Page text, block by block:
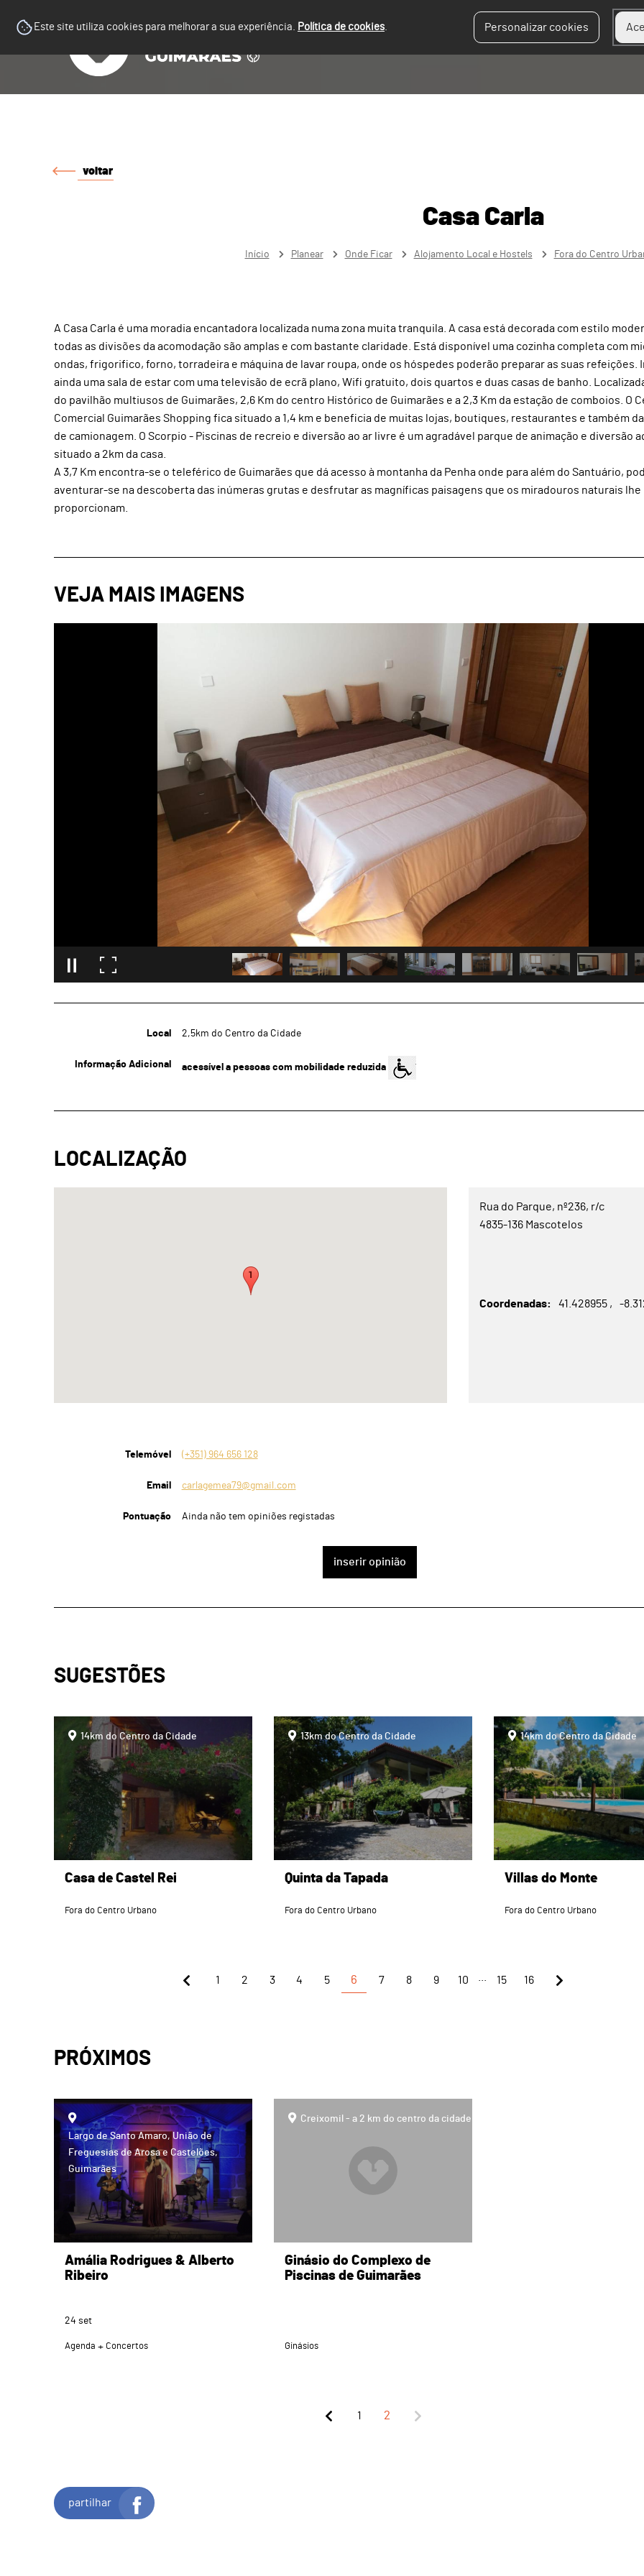
Este site utiliza cookies para melhorar a sua experiência. Política de cookies. Personalizar cookies
voltar
Casa Carla
Início Planear Onde Ficar Alojamento Local e Hostels Fora do Centro
A Casa Carla é uma moradia encantadora localizada numa zona muita tranquila. A casa está decorada com estilo
todas as divisões da acomodação são amplas e com bastante claridade. Está disponível uma cozinha completa com
ondas, frigorifico, forno, torradeira e máquina de lavar roupa, onde os hóspedes poderão preparar as suas refeições.
ainda uma sala de estar com uma televisão de ecrã plano, Wifi gratuito, dois quartos e duas casas de banho.
do pavilhão multiusos de Guimarães, 2,6 Km do centro Histórico de Guimarães e a 2,3 Km da estação de comboios. O
Comercial Guimarães Shopping fica situado a 1,4 km e beneficia de muitas lojas, boutiques, restaurantes e também
de camionagem. O Scorpio - Piscinas de recreio e diversão ao ar livre é um agradável parque de animação e diversão
situado a 2km da casa.
A 3,7 Km encontra-se o teleférico de Guimarães que dá acesso à montanha da Penha onde para além do Santuário,
aventurar-se na descoberta das inúmeras grutas e desfrutar as magníficas paisagens que os miradouros naturais lhe
proporcionam.
Local 2,5km do Centro da Cidade
Informação Adicional acessível a pessoas com mobilidade reduzida
Rua do Parque, nº236, r/c
4835-136 Mascotelos
Coordenadas 41.428955 -
Telemóvel (+351) 964 656 128
Email carlagemea79@gmail.com
Pontuação Ainda não tem opiniões registadas
inserir opinião
SUGESTÕES
page14km do Centro da Cidade
Casa de Castel Rei
Fora do Centro Urbano
page13km do Centro da Cidade
Quinta da Tapada
Fora do Centro Urbano
page14km do Centro da Cidade
Villas do Monte
Fora do Centro Urbano
1 2 3 4 5 6 7 8 9 10 15 16
PRÓXIMOS
Largo de Santo Amaro, União de
Freguesias de Arosa e Castelões,
Guimarães
Amália Rodrigues & Alberto
Ribeiro
24 set
Agenda Concertos
pageCreixomil - a 2 km do centro da cidade
Ginásio do Complexo de
Piscinas de Guimarães
Ginásios
1 2
partilhar